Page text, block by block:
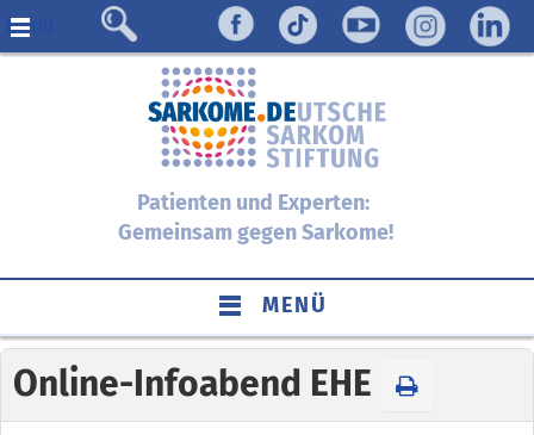
Menü
Patienten und Experten:
Gemeinsam gegen Sarkome!
MENÜ
Online-Infoabend EHE